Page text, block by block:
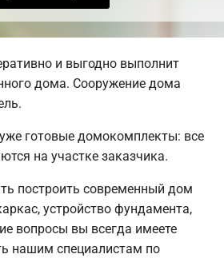
и выгодно выполнит
дома. Сооружение дома
готовые домокомплекты: все
на участке заказчика.
построить современный дом
устройство фундамента,
вопросы вы всегда имеете
нашим специалистам по